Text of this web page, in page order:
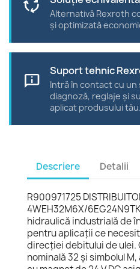
build
Trimite la reparat
Reparație certificată
suport complet.
cycle Soluție
Alternativă Rexroth
și optimizată
chat_info
Intră în contact cu un
diagnoză, reglaje și
Descriere Detalii